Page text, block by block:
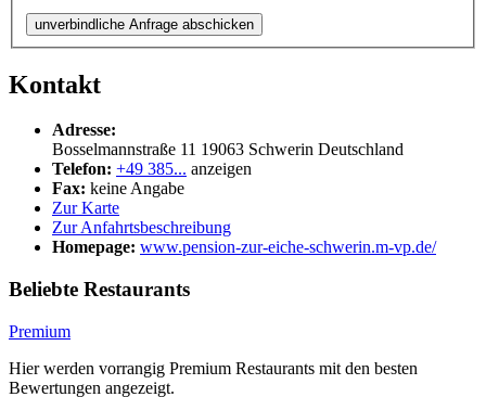
unverbindliche Anfrage abschicken
Kontakt
Adresse:
Bosselmannstraße 11 19063 Schwerin Deutschland
Telefon: +49 385... anzeigen
Fax: keine Angabe
Zur Karte
Zur Anfahrtsbeschreibung
Homepage: www.pension-zur-eiche-schwerin.m-vp.de/
Beliebte Restaurants
Premium
Hier werden vorrangig Premium Restaurants mit den besten
Bewertungen angezeigt.